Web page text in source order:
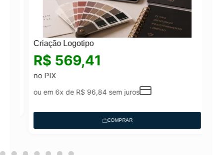
Criação Logotipo
R$569,41
no PIX
ou em 6x deR$96,84sem juros
COMPRAR